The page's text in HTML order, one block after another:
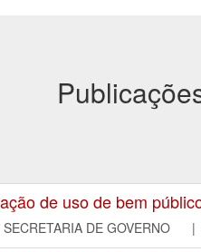
de uso de bem
DE